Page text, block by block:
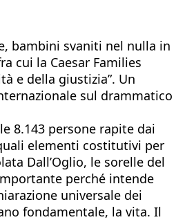
bambini svaniti nel nulla in
cui la Caesar Families
e della giustizia”. Un
sul drammatico
8.143 persone rapite dai
elementi costitutivi per
Dall’Oglio, le sorelle del
perché intende
universale dei
fondamentale, la vita. Il